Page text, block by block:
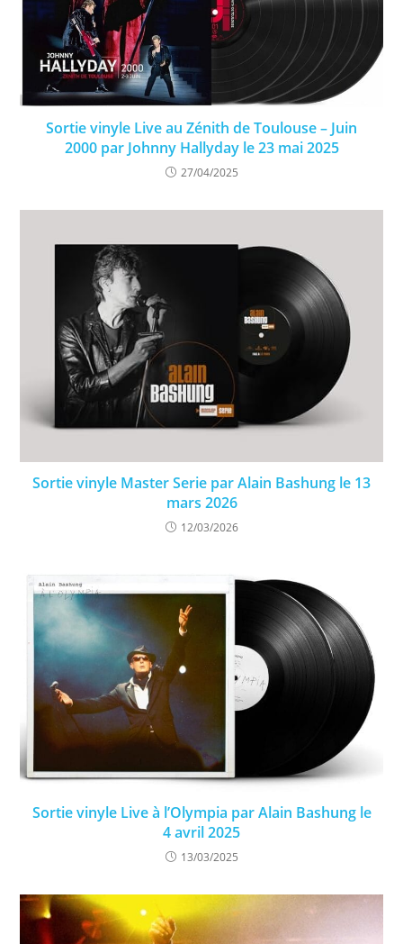
Sortie vinyle Live au Zénith de Toulouse – Juin
2000 par Johnny Hallyday le 23 mai 2025
27/04/2025
Sortie vinyle Master Serie par Alain Bashung le 13
mars 2026
12/03/2026
Sortie vinyle Live à l’Olympia par Alain Bashung le
4 avril 2025
13/03/2025